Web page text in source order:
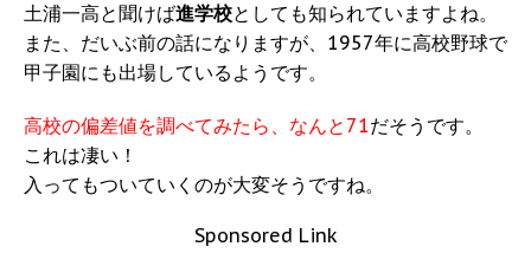
土浦一高と聞けば進学校としても知られていますよね。
また、だいぶ前の話になりますが、1957年に高校野球で
甲子園にも出場しているようです。
高校の偏差値を調べてみたら、なんと71だそうです。
これは凄い！
入ってもついていくのが大変そうですね。
Sponsored Link